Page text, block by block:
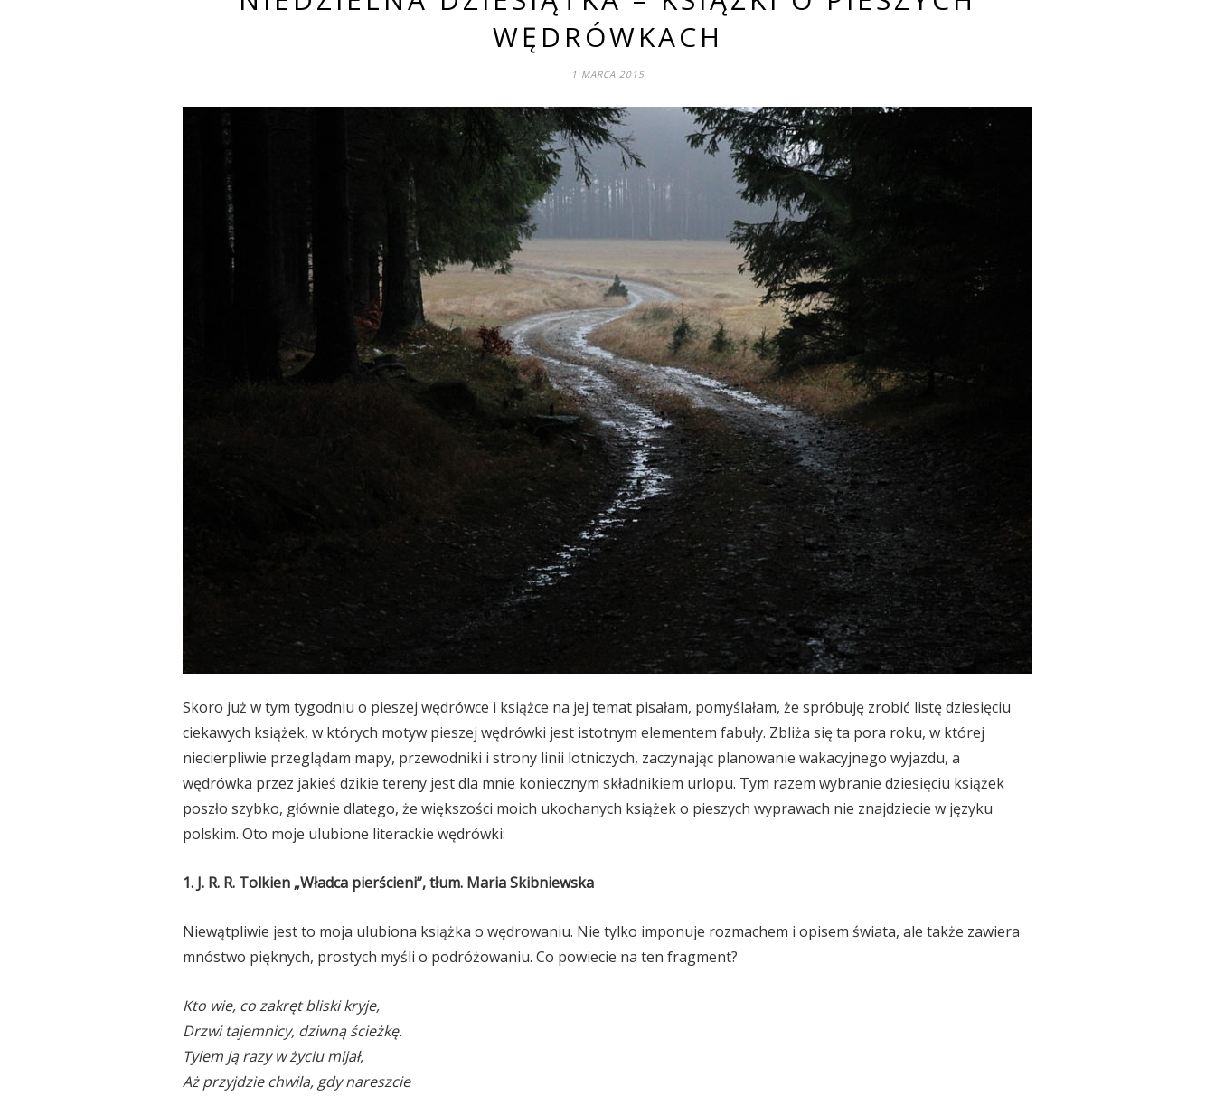
WĘDRÓWKACH
1 MARCA 2015
Skoro już w tym tygodniu o pieszej wędrówce i książce na jej temat pisałam, pomyślałam, że spróbuję zrobić listę dziesięciu
ciekawych książek, w których motyw pieszej wędrówki jest istotnym elementem fabuły. Zbliża się ta pora roku, w której
niecierpliwie przeglądam mapy, przewodniki i strony linii lotniczych, zaczynając planowanie wakacyjnego wyjazdu, a
wędrówka przez jakieś dzikie tereny jest dla mnie koniecznym składnikiem urlopu. Tym razem wybranie dziesięciu książek
poszło szybko, głównie dlatego, że większości moich ukochanych książek o pieszych wyprawach nie znajdziecie w języku
polskim. Oto moje ulubione literackie wędrówki:
1. J. R. R. Tolkien „Władca pierścieni”, tłum. Maria Skibniewska
Niewątpliwie jest to moja ulubiona książka o wędrowaniu. Nie tylko imponuje rozmachem i opisem świata, ale także zawiera
mnóstwo pięknych, prostych myśli o podróżowaniu. Co powiecie na ten fragment?
Kto wie, co zakręt bliski kryje,
Drzwi tajemnicy, dziwną ścieżkę.
Tylem ją razy w życiu mijał,
Aż przyjdzie chwila, gdy nareszcie